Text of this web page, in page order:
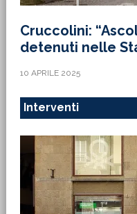
Cruccolini:
detenuti nelle
10 APRILE 2025
Interventi